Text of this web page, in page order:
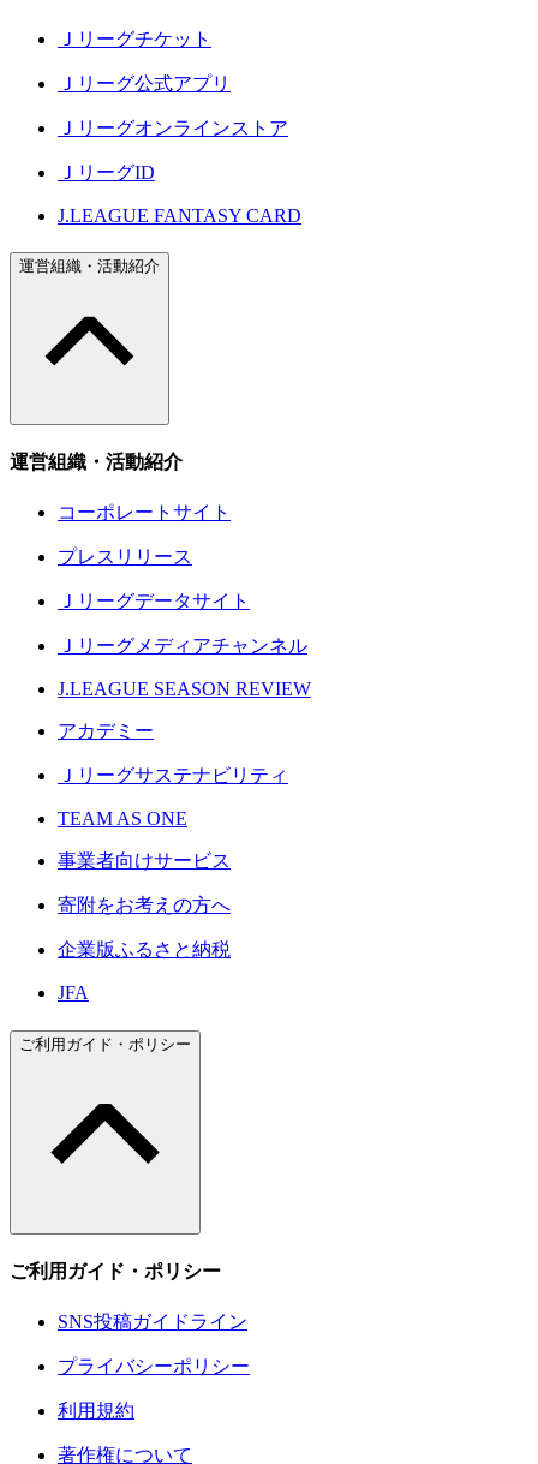
Ｊリーグチケット
Ｊリーグ公式アプリ
Ｊリーグオンラインストア
ＪリーグID
J.LEAGUE FANTASY CARD
運営組織・活動紹介
運営組織・活動紹介
コーポレートサイト
プレスリリース
Ｊリーグデータサイト
Ｊリーグメディアチャンネル
J.LEAGUE SEASON REVIEW
アカデミー
Ｊリーグサステナビリティ
TEAM AS ONE
事業者向けサービス
寄附をお考えの方へ
企業版ふるさと納税
JFA
ご利用ガイド・ポリシー
ご利用ガイド・ポリシー
SNS投稿ガイドライン
プライバシーポリシー
利用規約
著作権について